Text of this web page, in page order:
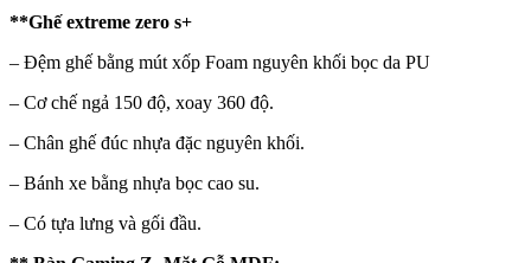
**Ghế extreme zero s+
– Đệm ghế bằng mút xốp Foam nguyên khối bọc da PU
– Cơ chế ngả 150 độ, xoay 360 độ.
– Chân ghế đúc nhựa đặc nguyên khối.
– Bánh xe bằng nhựa bọc cao su.
– Có tựa lưng và gối đầu.